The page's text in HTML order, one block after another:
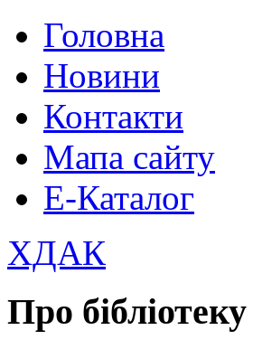
Головна
Новини
Контакти
Мапа сайту
Е-Каталог
ХДАК
Про бібліотеку